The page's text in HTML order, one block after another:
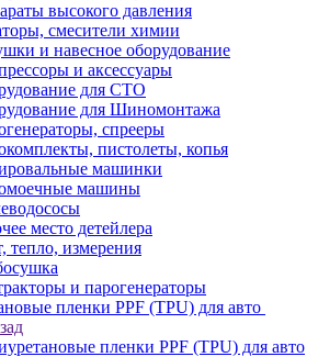
высокого давления
смесители химии
и навесное оборудование
и аксессуары
для СТО
для Шиномонтажа
спрееры
пистолеты, копья
машинки
машины
место детейлера
тепло, измерения
и парогенераторы
пленки PPF (TPU) для авто
пленки PPF (TPU) для авто